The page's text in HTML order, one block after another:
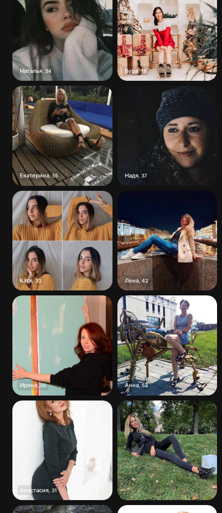
Наталья 34 Вера,18
Екатерина,55 Надя, 37
Катя,33 Лена,42
Ирина 55 Анна,53
Анастасия 31